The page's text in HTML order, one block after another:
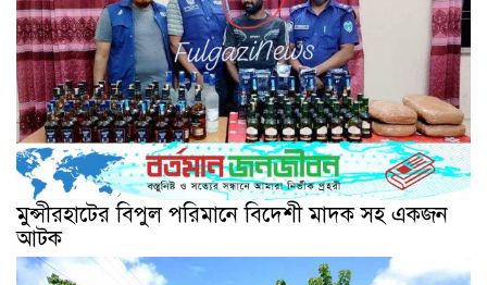
মুন্সীরহাটের বিপুল পরিমানে বিদেশী মাদক সহ একজন
আটক